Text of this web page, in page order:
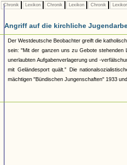
Chronik Lexikon Chronik Lexikon Chronik
Angriff auf die kirchliche
Der Westdeutsche Beobachter greift die
sein: "Mit der ganzen uns zu Gebote
unerlaubten Aufgabenverlagerung und -
mit Geländesport quält.” Die
mächtigen "Bündischen Jungenschaften" 1933